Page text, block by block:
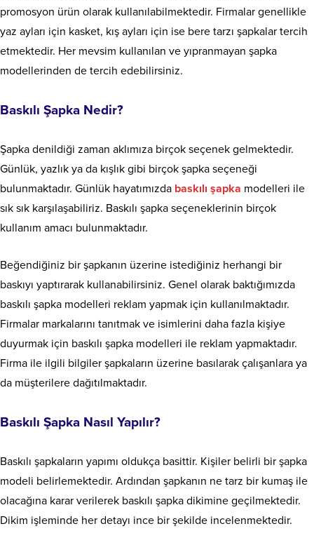
promosyon ürün olarak kullanılabilmektedir. Firmalar genellikle
yaz ayları için kasket, kış ayları için ise bere tarzı şapkalar tercih
etmektedir. Her mevsim kullanılan ve yıpranmayan şapka
modellerinden de tercih edebilirsiniz.
Baskılı Şapka Nedir?
Şapka denildiği zaman aklımıza birçok seçenek gelmektedir.
Günlük, yazlık ya da kışlık gibi birçok şapka seçeneği
bulunmaktadır. Günlük hayatımızda baskılı şapka modelleri ile
sık sık karşılaşabiliriz. Baskılı şapka seçeneklerinin birçok
kullanım amacı bulunmaktadır.
Beğendiğiniz bir şapkanın üzerine istediğiniz herhangi bir
baskıyı yaptırarak kullanabilirsiniz. Genel olarak baktığımızda
baskılı şapka modelleri reklam yapmak için kullanılmaktadır.
Firmalar markalarını tanıtmak ve isimlerini daha fazla kişiye
duyurmak için baskılı şapka modelleri ile reklam yapmaktadır.
Firma ile ilgili bilgiler şapkaların üzerine basılarak çalışanlara ya
da müşterilere dağıtılmaktadır.
Baskılı Şapka Nasıl Yapılır?
Baskılı şapkaların yapımı oldukça basittir. Kişiler belirli bir şapka
modeli belirlemektedir. Ardından şapkanın ne tarz bir kumaş ile
olacağına karar verilerek baskılı şapka dikimine geçilmektedir.
Dikim işleminde her detayı ince bir şekilde incelenmektedir.